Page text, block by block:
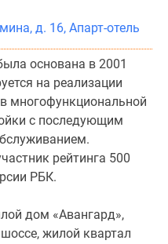
д. 16, Апарт-отель
основана в 2001
на реализации
многофункциональной
с последующим
рейтинга 500
РБК.
дом «Авангард»,
жилой квартал